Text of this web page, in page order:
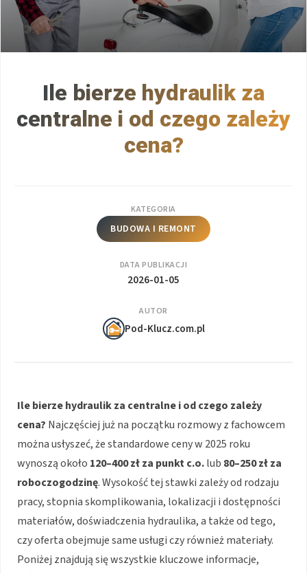
Ile bierze hydraulik za
centralne i od czego zależy
cena?
KATEGORIA
BUDOWA I REMONT
DATA PUBLIKACJI
2026-01-05
AUTOR
Pod-Klucz.com.pl
Ile bierze hydraulik za centralne i od czego zależy
cena? Najczęściej już na początku rozmowy z fachowcem
można usłyszeć, że standardowe ceny w 2025 roku
wynoszą około 120–400 zł za punkt c.o.lub 80–250 zł za
roboczogodzinę. Wysokość tej stawki zależy od rodzaju
pracy, stopnia skomplikowania, lokalizacji i dostępności
materiałów, doświadczenia hydraulika, a także od tego,
czy oferta obejmuje same usługi czy również materiały.
Poniżej znajdują się wszystkie kluczowe informacje,